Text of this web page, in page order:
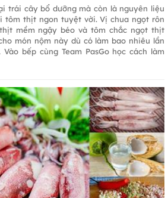
trái cây bổ dưỡng mà còn là nguyên liệu
tôm thịt ngon tuyệt vời. Vị chua ngọt rôn
mềm ngậy béo và tôm chắc ngọt thịt
món nộm này dù có làm bao nhiêu lần
bếp cùng Team PasGo học cách làm